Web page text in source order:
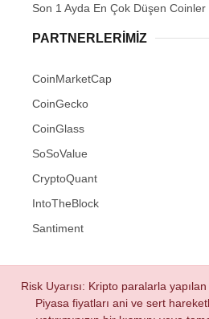
Son 1 Ayda En Çok Düşen Coinler
PARTNERLERIMIZ
CoinMarketCap
CoinGecko
CoinGlass
SoSoValue
CryptoQuant
IntoTheBlock
Santiment
Risk Uyarısı: Kripto paralarla
Piyasa fiyatları ani ve sert